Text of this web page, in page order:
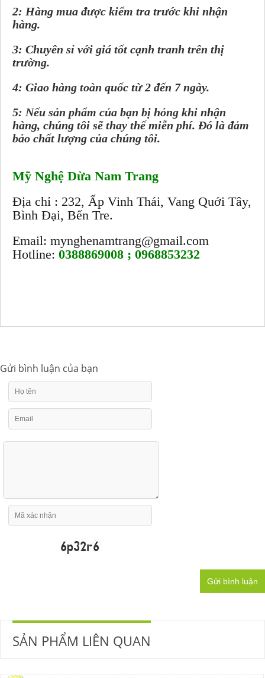
2: Hàng mua được kiểm tra trước khi nhận
hàng.
3: Chuyên sỉ với giá tốt cạnh tranh trên thị
trường.
4: Giao hàng toàn quốc từ 2 đến 7 ngày.
5: Nếu sản phẩm của bạn bị hỏng khi nhận
hàng, chúng tôi sẽ thay thế miễn phí. Đó là đảm
bảo chất lượng của chúng tôi.
Mỹ Nghệ Dừa Nam Trang
Địa chỉ : 232, Ấp Vinh Thái, Vang Quới Tây,
Bình Đại, Bến Tre.
Email: mynghenamtrang@gmail.com
Hotline: 0388869008 ; 0968853232
Gửi bình luận của bạn
Gửi bình luận
SẢN PHẨM LIÊN QUAN